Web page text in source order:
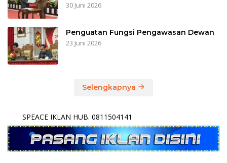
30 Juni 2026
Penguatan Fungsi Pengawasan Dewan
23 Juni 2026
Selengkapnya
SPEACE IKLAN HUB. 0811504141